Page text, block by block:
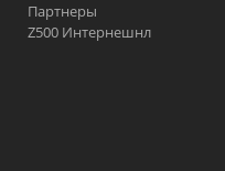
Партнеры
Z500 Интернешнл